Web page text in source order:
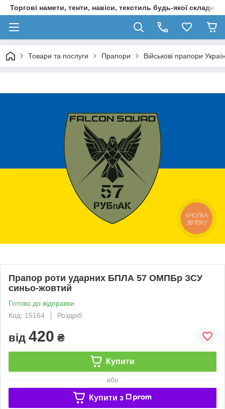
Торгові намети, тенти, навіси, текстиль будь-якої
Товари та послуги Прапори Військові прапори
Прапор роти ударних БПЛА 57 ОМПБр ЗСУ
синьо-жовтий
Готово до відправки
Код: 15164
Роздріб
від 420 ₴
Купити
або
Купити з
КНОПКА
ЗВ'ЯЗКУ